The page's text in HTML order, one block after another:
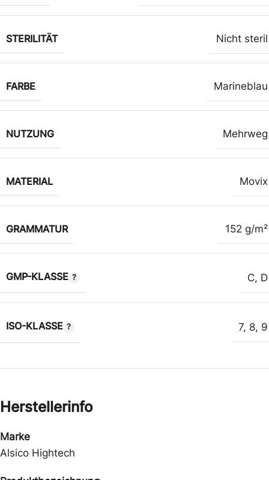
STERILITÄT Nicht steril
FARBE Marineblau
NUTZUNG Mehrweg
MATERIAL Movix
GRAMMATUR 152 g/m²
GMP-KLASSE C, D
ISO-KLASSE 7, 8, 9
Herstellerinfo
Marke
Alsico Hightech